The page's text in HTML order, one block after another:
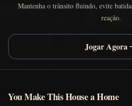
Mantenha o trânsito fluindo, evite
reação.
Jogar Agora
You Make This House a Home